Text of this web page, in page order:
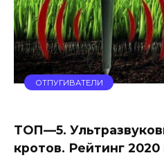
ОТПУГИВАТЕЛИ
ТОП—5.
кротов. Рейтинг 2020